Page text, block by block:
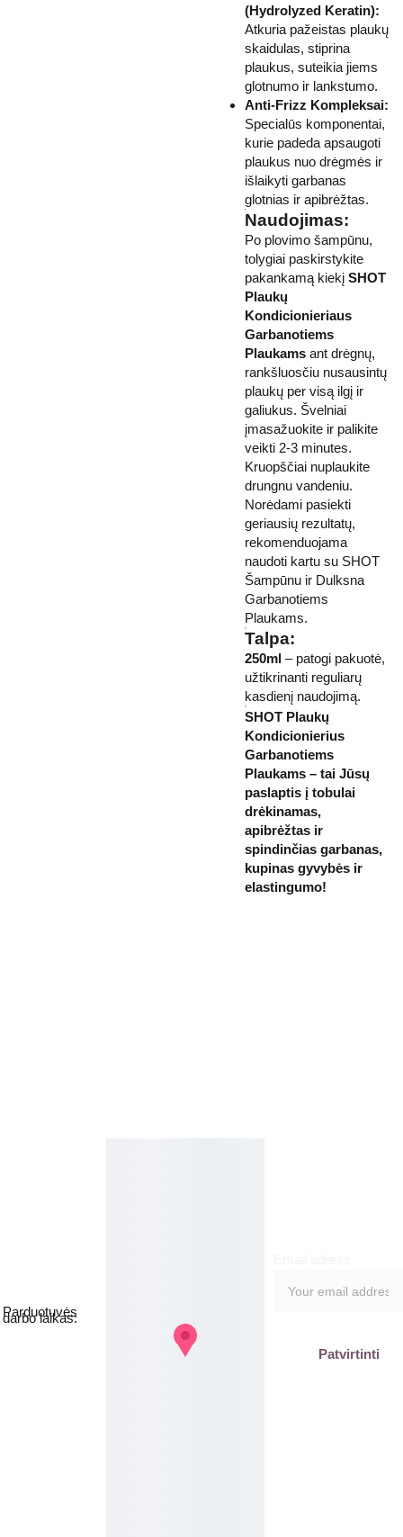
(Hydrolyzed Keratin):
Atkuria pažeistas plaukų
skaidulas, stiprina
plaukus, suteikia jiems
glotnumo ir lankstumo.
Anti-Frizz Kompleksai:
Specialūs komponentai,
kurie padeda apsaugoti
plaukus nuo drėgmės ir
išlaikyti garbanas
glotnias ir apibrėžtas.
Naudojimas:
Po plovimo šampūnu,
tolygiai paskirstykite
pakankamą kiekį SHOT
Plaukų
Kondicionieriaus
Garbanotiems
Plaukams ant drėgnų,
rankšluosčiu nusausintų
plaukų per visą ilgį ir
galiukus. Švelniai
įmasažuokite ir palikite
veikti 2-3 minutes.
Kruopščiai nuplaukite
drungnu vandeniu.
Norėdami pasiekti
geriausių rezultatų,
rekomenduojama
naudoti kartu su SHOT
Šampūnu ir Dulksna
Garbanotiems
Plaukams.
Talpa:
250ml – patogi pakuotė,
užtikrinanti reguliarų
kasdienį naudojimą.
SHOT Plaukų
Kondicionierius
Garbanotiems
Plaukams – tai Jūsų
paslaptis į tobulai
drėkinamas,
apibrėžtas ir
spindinčias garbanas,
kupinas gyvybės ir
elastingumo!
Patvirtinti
Parduotuvės
darbo laikas: